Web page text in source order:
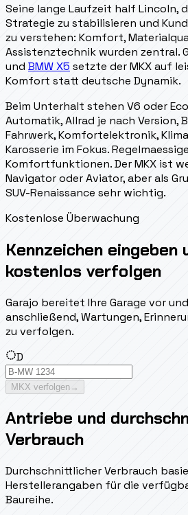
Seine lange Laufzeit half Lincoln,
Strategie zu stabilisieren und
zu verstehen: Komfort,
Assistenztechnik wurden zentral.
und BMW X5 setzte der MKX auf
Komfort statt deutsche Dynamik.
Beim Unterhalt stehen V6 oder
Automatik, Allrad je nach Version,
Fahrwerk, Komfortelektronik,
Karosserie im Fokus.
Komfortfunktionen. Der MKX ist
Navigator oder Aviator, aber als
SUV-Renaissance sehr wichtig.
Kostenlose Überwachung
Kennzeichen eingeben
kostenlos verfolgen
Garajo bereitet Ihre Garage vor
anschließend, Wartungen,
zu verfolgen.
D
MKX verfolgen→
Antriebe und
Verbrauch
Durchschnittlicher Verbrauch
Herstellerangaben für die
Baureihe.